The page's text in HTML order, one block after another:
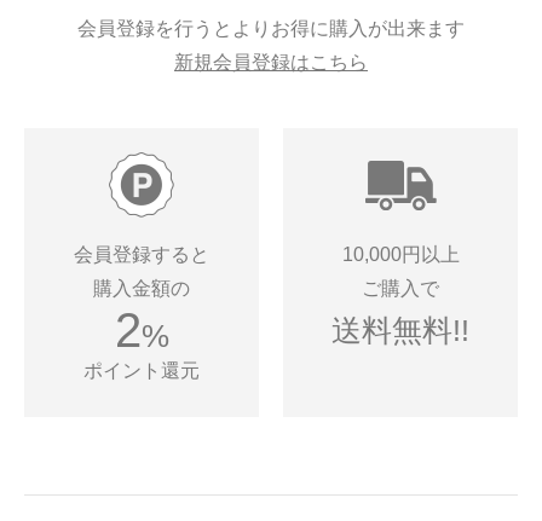
会員登録を行うとよりお得に購入が出来ます
新規会員登録はこちら
会員登録すると
購入金額の
2%
ポイント還元
10,000円以上
ご購入で
送料無料!!